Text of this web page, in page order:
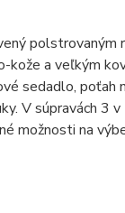
a veľkým
sedadlo, poťah
V súpravách 3
možnosti na